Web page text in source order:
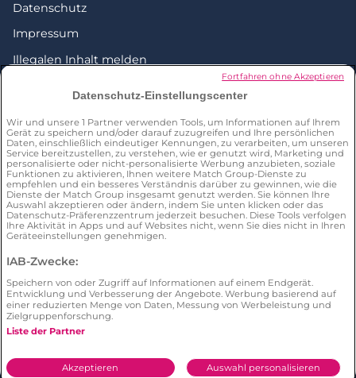
Datenschutz
Impressum
Illegalen Inhalt melden
Kostenlose Partnersuche
Partnersuche ab 60
Partnersuche ab 40
Partnersuche ab 50
Triff Singles in Berlin
Triff Singles in Hamburg
Triff Singles in München
network site.
Datenschutz-Einstellungscenter
Wir und unsere 1 Partner verwenden Tools, um Informationen auf Ihrem
Gerät zu speichern und/oder darauf zuzugreifen und Ihre persönlichen
Daten, einschließlich eindeutiger Kennungen, zu verarbeiten, um unseren
Service bereitzustellen, zu verstehen, wie er genutzt wird, Marketing und
personalisierte oder nicht-personalisierte Werbung anzubieten, soziale
Funktionen zu aktivieren, Ihnen weitere Match Group-Dienste zu
empfehlen und ein besseres Verständnis darüber zu gewinnen, wie die
Dienste der Match Group insgesamt genutzt werden. Sie können Ihre
Auswahl akzeptieren oder ändern, indem Sie unten klicken oder das
Datenschutz-Präferenzzentrum jederzeit besuchen. Diese Tools verfolgen
Ihre Aktivität in Apps und auf Websites nicht, wenn Sie dies nicht in Ihren
Geräteeinstellungen genehmigen.
IAB-Zwecke:
Speichern von oder Zugriff auf Informationen auf einem Endgerät.
Entwicklung und Verbesserung der Angebote. Werbung basierend auf
einer reduzierten Menge von Daten, Messung von Werbeleistung und
Zielgruppenforschung.
Liste der Partner
Auswahl personalisieren
Akzeptieren
Fortfahren ohne Akzeptieren